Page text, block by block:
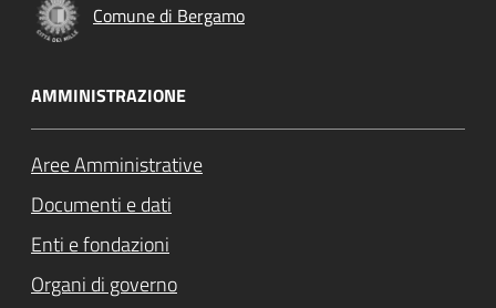
Comune di Bergamo
AMMINISTRAZIONE
Aree Amministrative
Documenti e dati
Enti e fondazioni
Organi di governo